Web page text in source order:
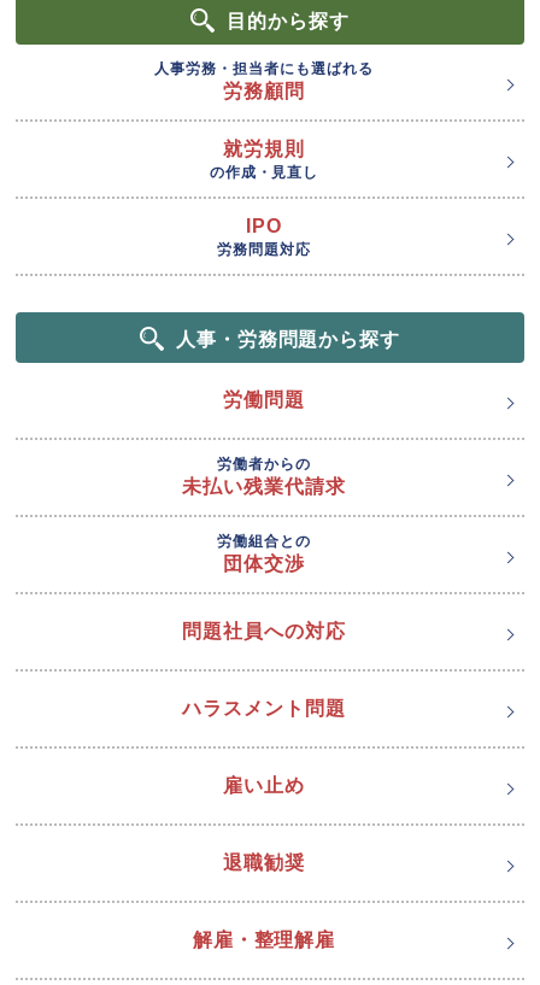
目的から探す
人事労務・担当者にも選ばれる
労務顧問
就労規則
の作成・見直し
IPO
労務問題対応
人事・労務問題から探す
労働問題
労働者からの
未払い残業代請求
労働組合との
団体交渉
問題社員への対応
ハラスメント問題
雇い止め
退職勧奨
解雇・整理解雇